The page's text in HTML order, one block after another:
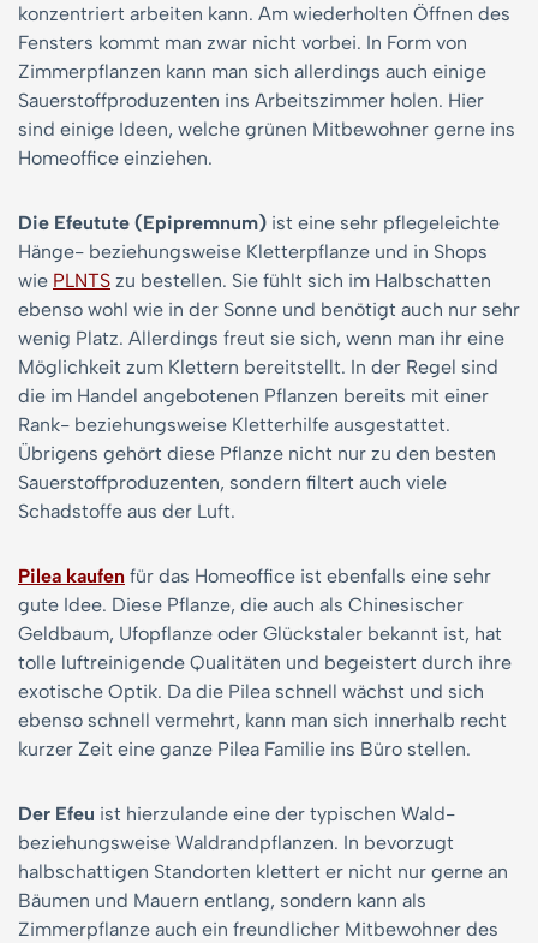
konzentriert arbeiten kann. Am wiederholten Öffnen des
Fensters kommt man zwar nicht vorbei. In Form von
Zimmerpflanzen kann man sich allerdings auch einige
Sauerstoffproduzenten ins Arbeitszimmer holen. Hier
sind einige Ideen, welche grünen Mitbewohner gerne ins
Homeoffice einziehen.
Die Efeutute (Epipremnum) ist eine sehr pflegeleichte
Hänge- beziehungsweise Kletterpflanze und in Shops
wie PLNTS zu bestellen. Sie fühlt sich im Halbschatten
ebenso wohl wie in der Sonne und benötigt auch nur sehr
wenig Platz. Allerdings freut sie sich, wenn man ihr eine
Möglichkeit zum Klettern bereitstellt. In der Regel sind
die im Handel angebotenen Pflanzen bereits mit einer
Rank- beziehungsweise Kletterhilfe ausgestattet.
Übrigens gehört diese Pflanze nicht nur zu den besten
Sauerstoffproduzenten, sondern filtert auch viele
Schadstoffe aus der Luft.
Pilea kaufen für das Homeoffice ist ebenfalls eine sehr
gute Idee. Diese Pflanze, die auch als Chinesischer
Geldbaum, Ufopflanze oder Glückstaler bekannt ist, hat
tolle luftreinigende Qualitäten und begeistert durch ihre
exotische Optik. Da die Pilea schnell wächst und sich
ebenso schnell vermehrt, kann man sich innerhalb recht
kurzer Zeit eine ganze Pilea Familie ins Büro stellen.
Der Efeu ist hierzulande eine der typischen Wald-
beziehungsweise Waldrandpflanzen. In bevorzugt
halbschattigen Standorten klettert er nicht nur gerne an
Bäumen und Mauern entlang, sondern kann als
Zimmerpflanze auch ein freundlicher Mitbewohner des